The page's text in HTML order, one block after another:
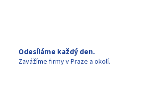
Odesíláme každý den.
Zavážíme firmy v Praze a okolí.